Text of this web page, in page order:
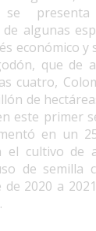
se
de algunas
económico y
que de
cuatro,
de
este primer
en un
el cultivo de
de semilla
2020 a